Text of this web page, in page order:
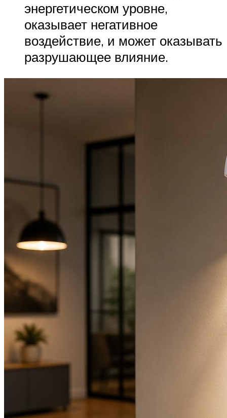
энергетическом уровне,
оказывает негативное
воздействие, и может оказывать
разрушающее влияние.